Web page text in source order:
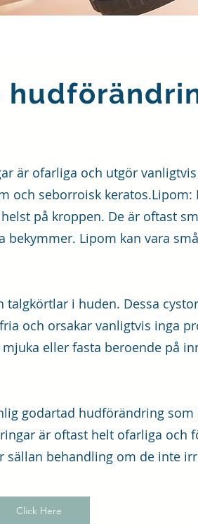
är ofarliga och utgör
seborroisk keratos.Lipom:
på kroppen. De är oftast
Lipom kan vara
i huden. Dessa
och orsakar vanligtvis inga
eller fasta beroende på
godartad hudförändring
är oftast helt ofarliga och
behandling om de inte
Click Here